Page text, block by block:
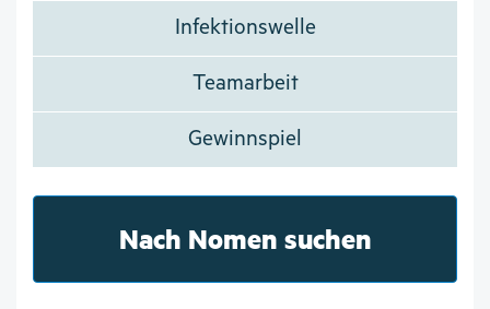
Infektionswelle
Teamarbeit
Gewinnspiel
Nach Nomen suchen